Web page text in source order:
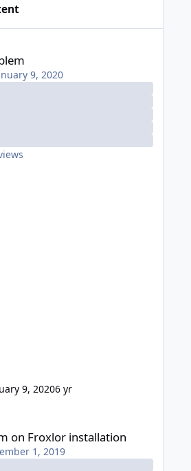
9, 2020
9, 20206 yr
on Froxlor installation
1, 2019